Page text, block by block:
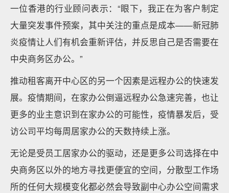
一位香港的行业顾问表示：“眼下，我正在为客户制定
大量突发事件预案，其中关注的重点是成本——新冠肺
炎疫情让人们有机会重新评估，并反思自己是否需要在
中央商务区办公。”
推动租客离开中心区的另一个因素是远程办公的快速发
展。疫情期间，在家办公倒逼远程办公急速完善，也让
更多的业主意识到在家办公的可能性，疫情暴发后，受
访公司平均每周居家办公的天数持续上涨。
无论是受员工居家办公的驱动，还是更多公司选择在中
央商务区以外的地方寻找更便宜的空间，分散型工作场
所的任何大规模变化都必然会导致副中心办公空间需求